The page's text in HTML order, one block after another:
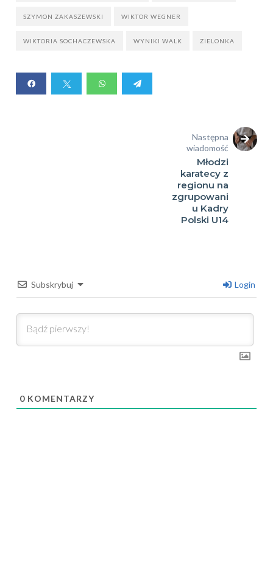
SZYMON ZAKASZEWSKI WIKTOR WEGNER
WIKTORIA SOCHACZEWSKA WYNIKI WALK ZIELONKA
Następna
wiadomość
Młodzi
karatecy z
regionu na
zgrupowani
u Kadry
Polski U14
Subskrybuj Login
0 KOMENTARZY